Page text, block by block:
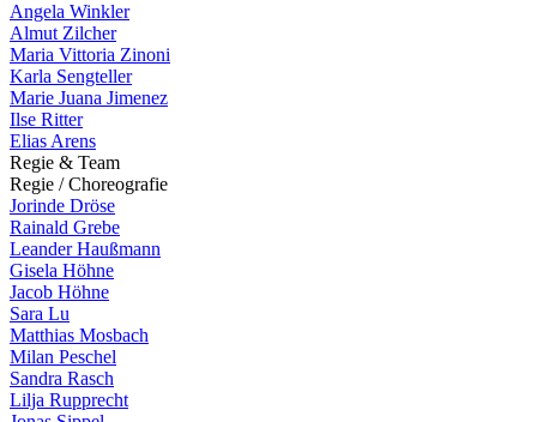
Angela Winkler
Almut Zilcher
Maria Vittoria Zinoni
Karla Sengteller
Marie Juana Jimenez
Ilse Ritter
Elias Arens
Regie & Team
Regie / Choreografie
Jorinde Dröse
Rainald Grebe
Leander Haußmann
Gisela Höhne
Jacob Höhne
Sara Lu
Matthias Mosbach
Milan Peschel
Sandra Rasch
Lilja Rupprecht